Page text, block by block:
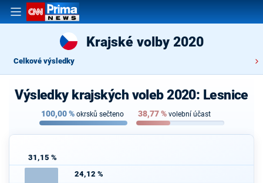
Krajské volby 2020
Celkové výsledky
Výsledky krajských voleb 2020: Lesnice
100,00% okrsků sečteno 38,77% volební účast
31,15 %
24,12 %